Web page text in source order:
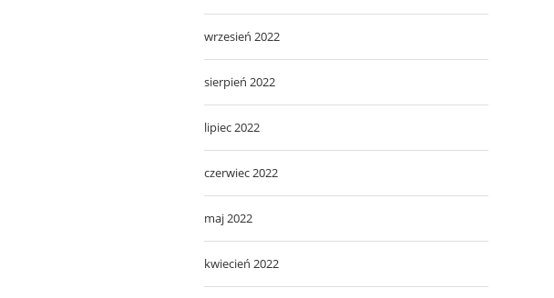
wrzesień 2022
sierpień 2022
lipiec 2022
czerwiec 2022
maj 2022
kwiecień 2022